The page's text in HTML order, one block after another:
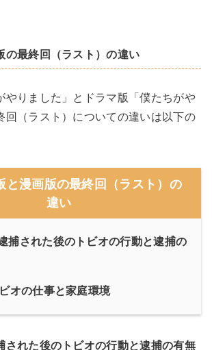
の最終回（ラスト）の違い
やりました」とドラマ版「僕たちがや
回（ラスト）についての違いは以下の
と漫画版の最終回（ラスト）の
違い
捕された後のトビオの行動と逮捕の
オの仕事と家庭環境
れた後のトビオの行動と逮捕の有無